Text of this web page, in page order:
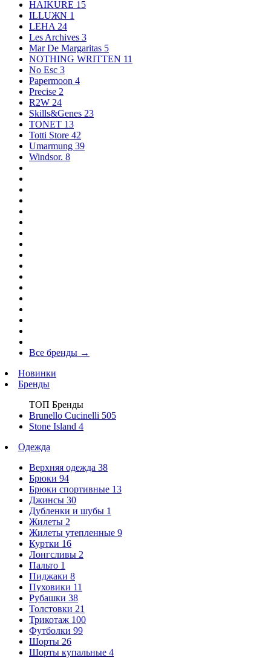
HAIKURE 15
ILLUЖN 1
LEHA 24
Les Archives 3
Mar De Margaritas 5
NOTHING WRITTEN 11
No Esc 3
Papermoon 4
Precise 2
R2W 24
Skills&Genes 23
TONET 13
Totti Store 42
Umarmung 39
Windsor. 8
Все бренды →
Новинки
Бренды
ТОП Бренды
Brunello Cucinelli 505
Stone Island 4
Одежда
Верхняя одежда 38
Брюки 94
Брюки спортивные 13
Джинсы 30
Дубленки и шубы 1
Жилеты 2
Жилеты утепленные 9
Куртки 16
Лонгсливы 2
Пальто 1
Пиджаки 8
Пуховики 11
Рубашки 38
Толстовки 21
Трикотаж 100
Футболки 99
Шорты 26
Шорты купальные 4